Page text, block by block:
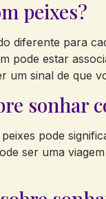
peixes?
diferente para
pode estar
um sinal de que
sonhar
pode
ser uma